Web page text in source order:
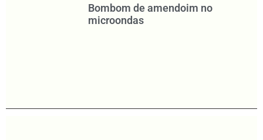
Bombom de amendoim no
microondas